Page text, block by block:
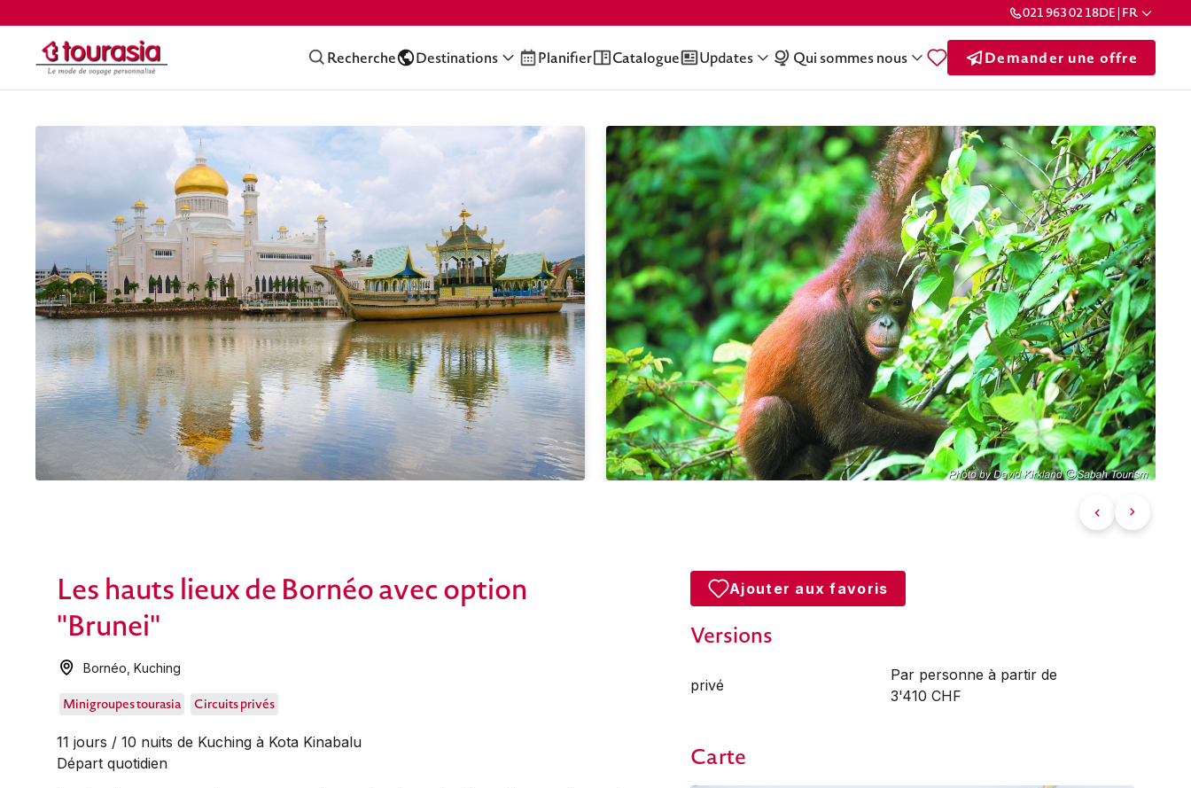
021 963 02 18DE | FR
Recherche Destinations Planifier Catalogue Updates Qui sommes nous Demander une offre
Les hauts lieux de Bornéo avec option
"Brunei"
Bornéo ,Kuching
Minigroupes tourasia Circuits privés
11 jours / 10 nuits de Kuching à Kota Kinabalu
Départ quotidien
Ajouter aux favoris
Versions
privé
Par personne à partir de
3'410 CHF
Carte